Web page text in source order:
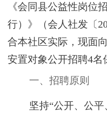
《会同县公益性岗位
行）》（会人社发〔
合本社区实际，现面
安置对象公开招聘4名
一、招聘原则
坚持“公开、公平